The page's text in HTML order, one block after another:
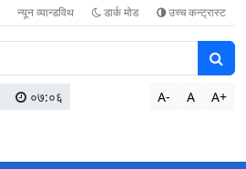
न्यून व्यान्डविथ डार्क मोड उच्च कन्ट्रास्ट
०७:०६ A- A A+